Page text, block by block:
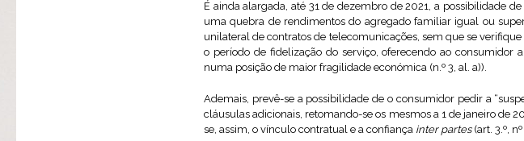
É ainda alargada, até 31 de dezembro de 2021, a possibilidade
uma quebra de rendimentos do agregado familiar igual ou
unilateral de contratos de telecomunicações, sem que se
o período de fidelização do serviço, oferecendo ao consumidor
numa posição de maior fragilidade económica (n.º 3, al. a)).
Ademais, prevê-se a possibilidade de o consumidor pedir a
cláusulas adicionais, retomando-se os mesmos a 1 de janeiro de
se, assim, o vínculo contratual e a confiança inter partes(art. 3.º,